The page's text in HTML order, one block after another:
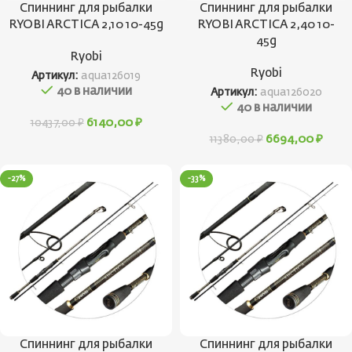
Спиннинг для рыбалки
RYOBI ARCTICA 2,10 10-45g
Ryobi
Артикул: aqua126019
40 в наличии
10437,00₽ 6140,00 ₽
Спиннинг для рыбалки
RYOBI ARCTICA 2,40 10-
45g
Ryobi
Артикул: aqua126020
40 в наличии
11380,00₽ 6694,00 ₽
-27%
Спиннинг для рыбалки
-33%
Спиннинг для рыбалки